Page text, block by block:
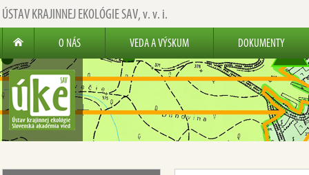
ÚSTAV KRAJINNEJ EKOLÓGIE SAV,v. v. i.
O NÁS VEDA A VÝSKUM DOKUMENTY